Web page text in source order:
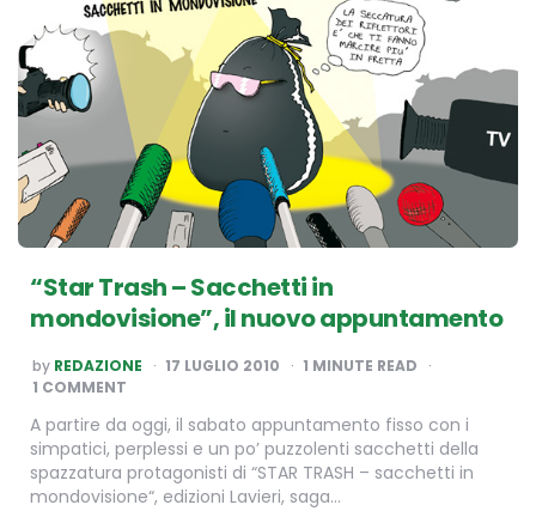
“Star Trash – Sacchetti in
mondovisione”, il nuovo appuntamento
POSTED
BY
by REDAZIONE 17 LUGLIO 2010 1 MINUTE READ
1 COMMENT
A partire da oggi, il sabato appuntamento fisso con i
simpatici, perplessi e un po’ puzzolenti sacchetti della
spazzatura protagonisti di “STAR TRASH – sacchetti in
mondovisione“, edizioni Lavieri, saga…